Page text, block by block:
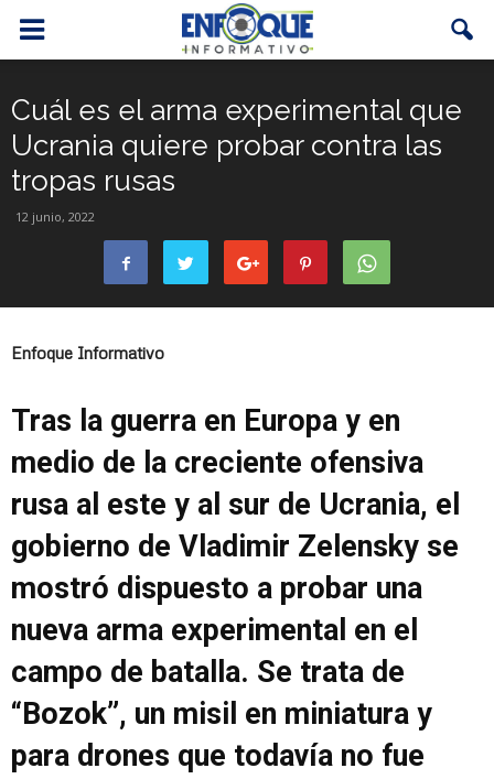
Cuál es el arma experimental que
Ucrania quiere probar contra las
tropas rusas
12 junio, 2022
Enfoque Informativo
Tras la guerra en Europa y en
medio de la creciente ofensiva
rusa al este y al sur de Ucrania, el
gobierno de Vladimir Zelensky se
mostró dispuesto a probar una
nueva arma experimental en el
campo de batalla. Se trata de
“Bozok”, un misil en miniatura y
para drones que todavía no fue